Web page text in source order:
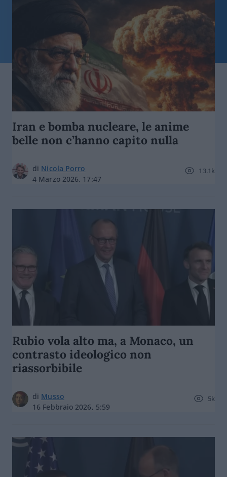
Iran e bomba nucleare, le anime
belle non c’hanno capito nulla
di Nicola Porro
4 Marzo 2026, 17:47
13.1k
Rubio vola alto ma, a Monaco, un
contrasto ideologico non
riassorbibile
di Musso
16 Febbraio 2026, 5:59
5k